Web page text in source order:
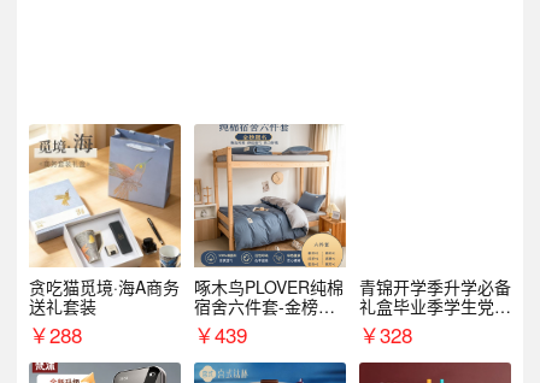
贪吃猫觅境·海A商务
送礼套装
￥288
啄木鸟PLOVER纯棉
宿舍六件套-金榜题
名
￥439
青锦开学季升学必备
礼盒毕业季学生党户
外出行备考装备礼品
￥328